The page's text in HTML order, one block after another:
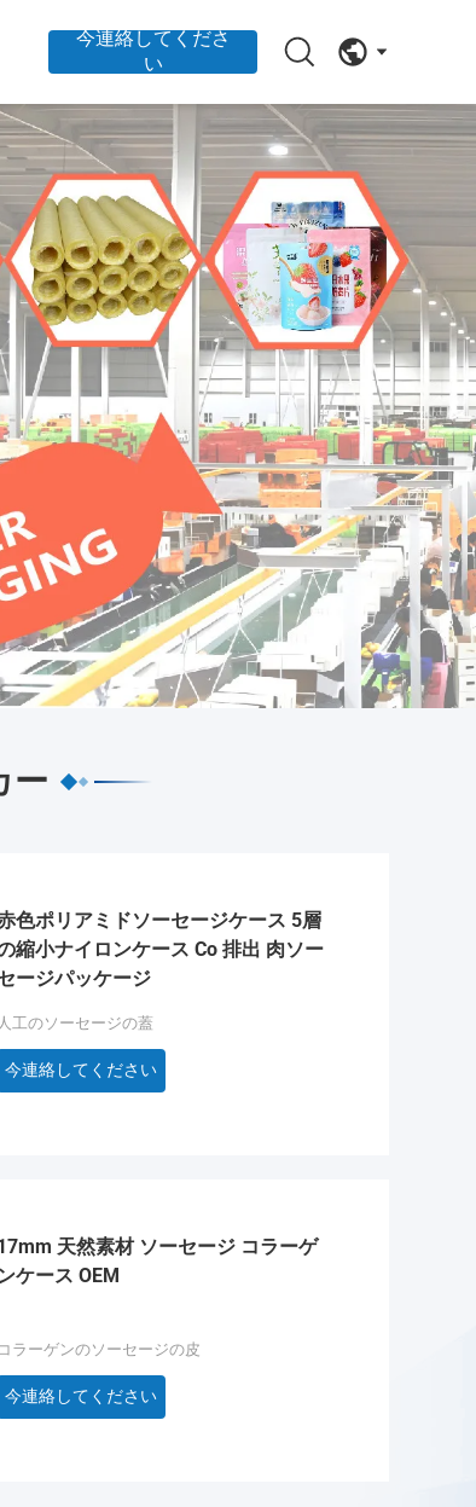
今連絡してくださ
い
ー
色ポリアミドソーセージケース 5層
縮小ナイロンケース Co 排出 肉ソー
ージパッケージ
人工のソーセージの蓋
今連絡してください
天然素材 ソーセージ コラーゲ
ンケース OEM
コラーゲンのソーセージの皮
今連絡してください